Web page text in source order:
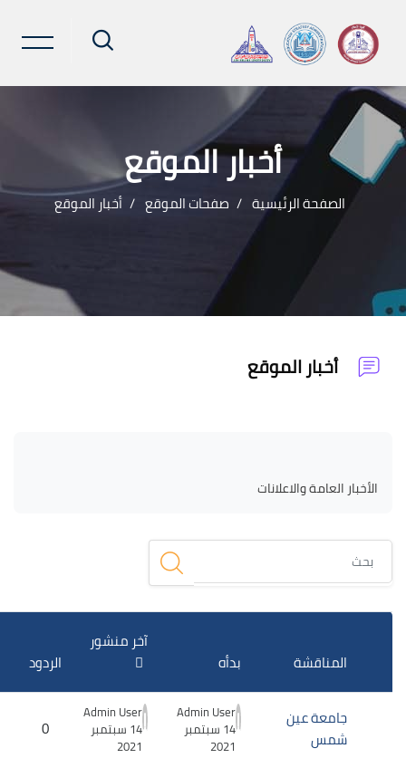
أخبار الموقع
الصفحة الرئيسية صفحات الموقع أخبار الموقع
أخبار الموقع
الأخبار العامة والاعلانات
بحث
قائمة المناقشات. يتم إظهار 2 من 2 مناقشة/مناقشات.
المناقشة
بدأه
آخر منشور
الردود
جامعة عين
شمس
Admin User
14 سبتمبر
2021
Admin User
14 سبتمبر
2021
0